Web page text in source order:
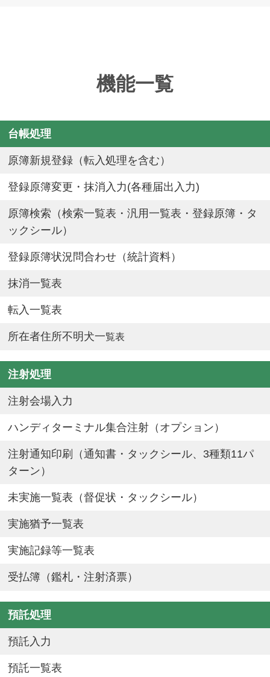
機能一覧
台帳処理
原簿新規登録（転入処理を含む）
登録原簿変更・抹消入力(各種届出入力)
原簿検索（検索一覧表・汎用一覧表・登録原簿・タ
ックシール）
登録原簿状況問合わせ（統計資料）
抹消一覧表
転入一覧表
所在者住所不明犬一覧表
注射処理
注射会場入力
ハンディターミナル集合注射（オプション）
注射通知印刷（通知書・タックシール、3種類11パ
ターン）
未実施一覧表（督促状・タックシール）
実施猶予一覧表
実施記録等一覧表
受払簿（鑑札・注射済票）
預託処理
預託入力
預託一覧表